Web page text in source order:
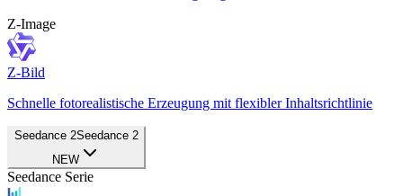
Z-Image
Z-Bild
Schnelle fotorealistische Erzeugung mit flexibler Inhaltsrichtlinie
Seedance 2Seedance 2
NEW
Seedance Serie